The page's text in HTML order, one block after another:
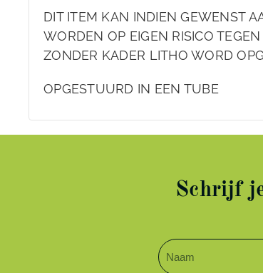
DIT ITEM KAN INDIEN GEWENST
WORDEN OP EIGEN RISICO
ZONDER KADER LITHO WORD
OPGESTUURD IN EEN TUBE
Schrijf